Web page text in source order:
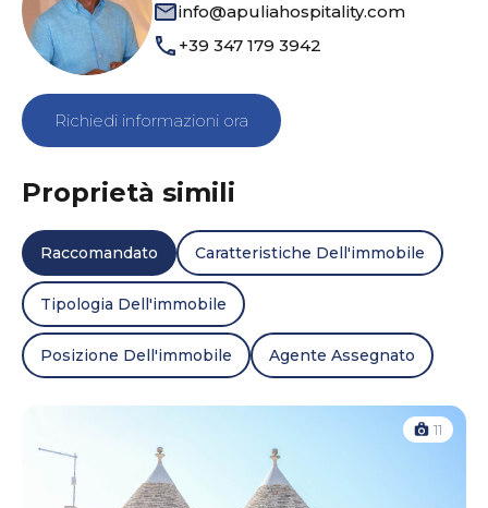
info@apuliahospitality.com
+39 347 179 3942
Richiedi informazioni ora
Proprietà simili
Raccomandato Caratteristiche Dell'immobile
Tipologia Dell'immobile
Posizione Dell'immobile Agente Assegnato
11